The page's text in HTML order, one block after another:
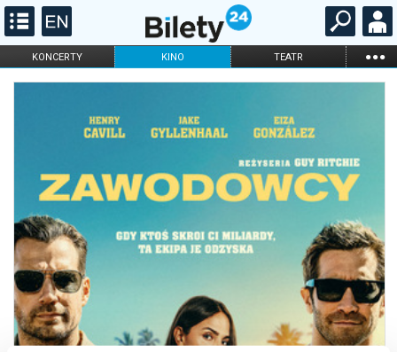
KONCERTY KINO TEATR ...
FILHARMONIA OPERA I BALET